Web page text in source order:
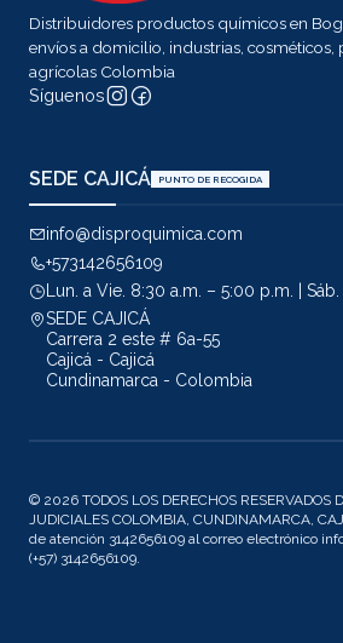
Distribuidores productos químicos en
envíos a domicilio, industrias, cosméticos,
agrícolas Colombia
Síguenos
SEDE CAJICÁ PUNTO DE RECOGIDA
info@disproquimica.com
+573142656109
Lun. a Vie. 8:30 a.m. – 5:00 p.m. |
SEDE CAJICÁ
Carrera 2 este # 6a-55
Cajicá - Cajicá
Cundinamarca - Colombia
© 2026 TODOS LOS DERECHOS RESERVADOS
JUDICIALES COLOMBIA, CUNDINAMARCA,
de atención 3142656109 al correo electrónico
(+57) 3142656109.